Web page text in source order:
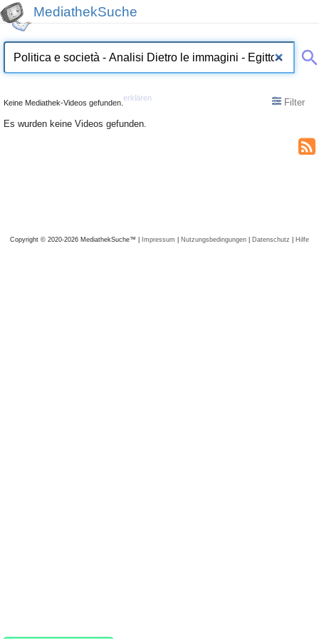
MediathekSuche
Keine Mediathek-Videos gefunden.
erklären
Filter
Es wurden keine Videos gefunden.
Copyright © 2020-2026 MediathekSuche™ | Impressum | Nutzungsbedingungen | Datenschutz | Hilfe